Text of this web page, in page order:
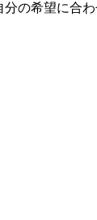
の希望に合